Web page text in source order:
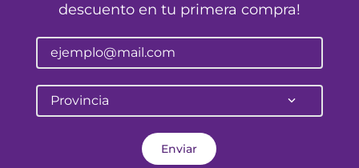
descuento en tu primera compra!
Provincia
Enviar